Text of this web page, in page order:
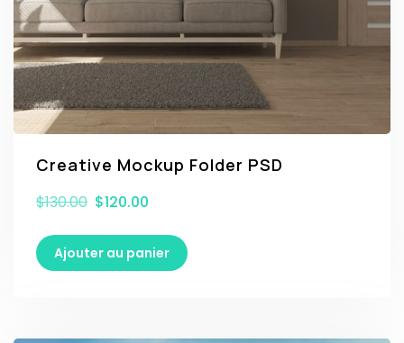
Creative Mockup Folder PSD
$130.00 $120.00
Ajouter au panier